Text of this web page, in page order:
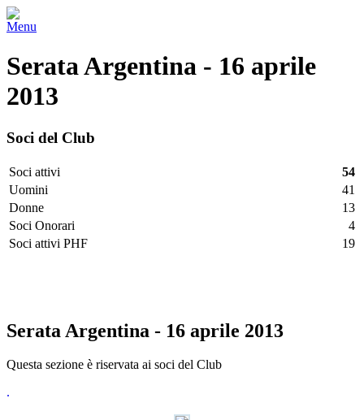
Menu
Serata Argentina - 16 aprile
2013
Soci del Club
Soci attivi
54
Uomini
41
Donne
13
Soci Onorari
4
Soci attivi PHF
19
Serata Argentina - 16 aprile 2013
Questa sezione è riservata ai soci del Club
.
Kekeljevic.